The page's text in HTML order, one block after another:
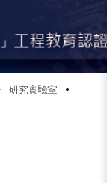
研究實驗室